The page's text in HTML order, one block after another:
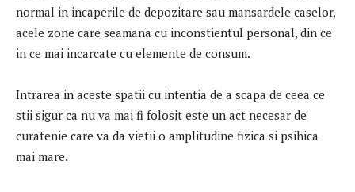
normal in incaperile de depozitare sau mansardele caselor,
acele zone care seamana cu inconstientul personal, din ce
in ce mai incarcate cu elemente de consum.
Intrarea in aceste spatii cu intentia de a scapa de ceea ce
stii sigur ca nu va mai fi folosit este un act necesar de
curatenie care va da vietii o amplitudine fizica si psihica
mai mare.